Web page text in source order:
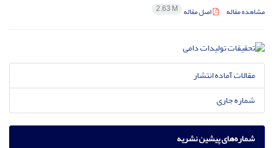
مشاهده مقاله اصل مقاله 2.63 M
مقالات آماده انتشار
شماره جاری
شماره‌های پیشین نشریه